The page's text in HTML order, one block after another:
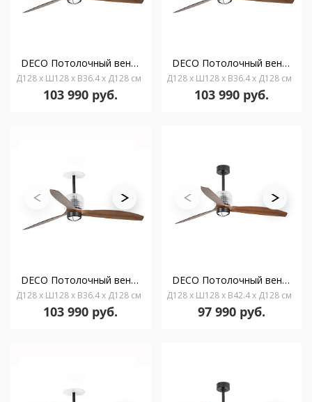
DECO Потолочный вентилятор с освещением встраиваемый Ш1280 черный 3P орех 3000K WCTLB
Д128 x Ш128 x В36.4 x Д128 см
103 990 руб.
DECO Потолочный вентилятор с освещением встраив. Ш1280 черный 3P орех 3000K WCTLW
Д128 x Ш128 x В36.4 x Д128 см
103 990 руб.
DECO Потолочный вентилятор с освещением встраив. Ш1280 черный 3P орех 3000K 0-10V
Д128 x Ш128 x В36.4 x Д128 см
103 990 руб.
DECO Потолочный вентилятор с освещением Ш1280 черный 3P орех 3000K WCTLW
Д128 x Ш128 x В42.4 x Д128 см
97 990 руб.